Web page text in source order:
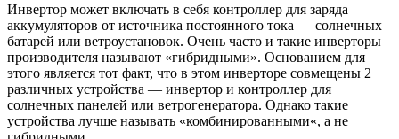
Инвертор может включать в себя контроллер для заряда
аккумуляторов от источника постоянного тока — солнечных
батарей или ветроустановок. Очень часто и такие инверторы
производителя называют «гибридными». Основанием для
этого является тот факт, что в этом инверторе совмещены 2
различных устройства — инвертор и контроллер для
солнечных панелей или ветрогенератора. Однако такие
устройства лучше называть «комбинированными«, а не